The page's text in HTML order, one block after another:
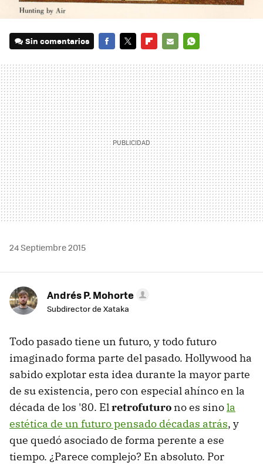
Sin comentarios
MAIL
24 Septiembre 2015
Andrés P. Mohorte
Subdirector de Xataka
Todo pasado tiene un futuro, y todo futuro
imaginado forma parte del pasado. Hollywood ha
sabido explotar esta idea durante la mayor parte
de su existencia, pero con especial ahínco en la
década de los '80. Elretrofuturo no es sinola
estética de un futuro pensado décadas atrás, y
que quedó asociado de forma perente a ese
tiempo. ¿Parece complejo? En absoluto. Por